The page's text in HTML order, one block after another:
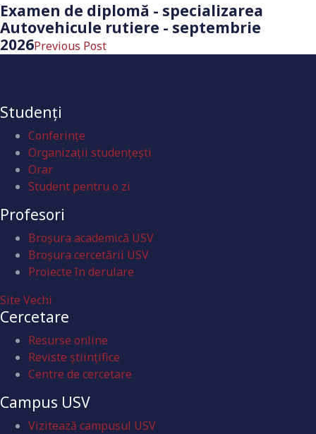
Examen de diplomă - specializarea
Autovehicule rutiere - septembrie
2026Previous Post
Studenți
Conferințe
Organizații studențești
Orar
Student pentru o zi
Profesori
Broșura academică USV
Broșura cercetării USV
Proiecte în derulare
Site Vechi
Cercetare
Resurse online
Reviste științifice
Centre de cercetare
Campus USV
Vizitează campusul USV